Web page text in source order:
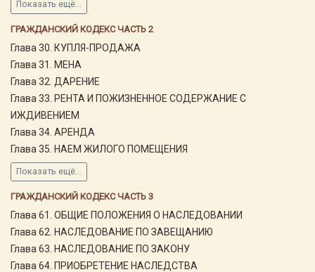
Показать ещё...
ГРАЖДАНСКИЙ КОДЕКС ЧАСТЬ 2
Глава 30. КУПЛЯ-ПРОДАЖА
Глава 31. МЕНА
Глава 32. ДАРЕНИЕ
Глава 33. РЕНТА И ПОЖИЗНЕННОЕ СОДЕРЖАНИЕ С
ИЖДИВЕНИЕМ
Глава 34. АРЕНДА
Глава 35. НАЕМ ЖИЛОГО ПОМЕЩЕНИЯ
Показать ещё...
ГРАЖДАНСКИЙ КОДЕКС ЧАСТЬ 3
Глава 61. ОБЩИЕ ПОЛОЖЕНИЯ О НАСЛЕДОВАНИИ
Глава 62. НАСЛЕДОВАНИЕ ПО ЗАВЕЩАНИЮ
Глава 63. НАСЛЕДОВАНИЕ ПО ЗАКОНУ
Глава 64. ПРИОБРЕТЕНИЕ НАСЛЕДСТВА